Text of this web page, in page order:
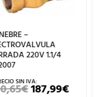
–
220V 1.1/4
€EL
187,99€EL